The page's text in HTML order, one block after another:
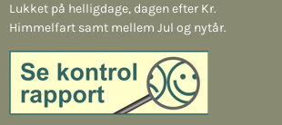
Lukket på helligdage, dagen efter Kr.
Himmelfart samt mellem Jul og nytår.